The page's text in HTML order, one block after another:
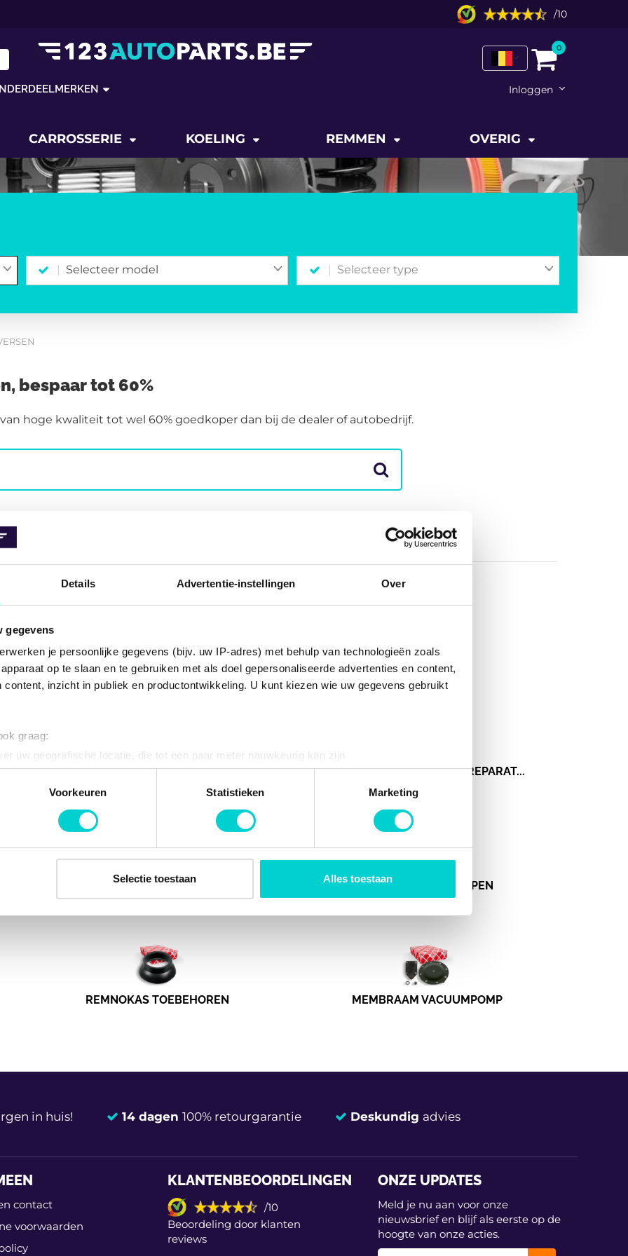
Details Advertentie-instellingen Over
gegevens
je persoonlijke gegevens (bijv. uw IP-adres) met behulp van technologieën zoals
op te slaan en te gebruiken met als doel gepersonaliseerde advertenties en content,
content, inzicht in publiek en productontwikkeling. U kunt kiezen wie uw gegevens gebruikt
graag:
uw geografische locatie, die tot een paar meter nauwkeurig kan zijn
door het actief te scannen op specifieke eigenschappen (fingerprinting)
gegevens worden verwerkt en stel uw voorkeuren in het
detailgedeeltein. U kunt uw
of intrekken in de Cookieverklaring.
Ook delen we informatie over uw gebruik van onze site met onze partners voor social
Deze partners kunnen deze gegevens combineren met andere informatie die u aan ze heeft
Voorkeuren Statistieken Marketing
Selectie toestaan Alles toestaan
/10
0
Inloggen
CARROSSERIE KOELING REMMEN OVERIG
Selecteer model Selecteer type
bespaar tot 60%
hoge kwaliteit tot wel 60% goedkoper dan bij de dealer of autobedrijf.
OVERZICHT
KLEMHULS ABS TOERENTALSENS... VACUUMPOMP
SCHROEF REMSCHOEN ANKERROL REPARAT...
REMSCHOEN VEER REMSCHOENBOUT/PEN
REMNOKAS TOEBEHOREN MEMBRAAM VACUUMPOMP
in huis! 14 dagen 100% retourgarantie Deskundig advies
contact
voorwaarden
KLANTENBEOORDELINGEN
/10
Beoordeling door klanten
reviews
ONZE UPDATES
Meld je nu aan voor onze
nieuwsbrief en blijf als eerste op de
hoogte van onze acties.